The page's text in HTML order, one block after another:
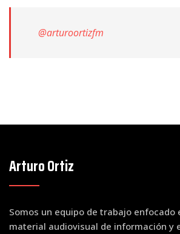
@arturoortizfm
Arturo Ortiz
Somos un equipo de trabajo enfocado
material audiovisual de información y